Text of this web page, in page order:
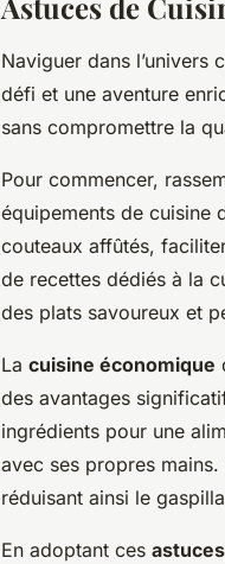
Naviguer dans l’univers
défi et une aventure
sans compromettre la
Pour commencer,
équipements de cuisine
couteaux affûtés,
de recettes dédiés à la
des plats savoureux et
La cuisine économique
des avantages
ingrédients pour une
avec ses propres
réduisant ainsi le
En adoptant ces